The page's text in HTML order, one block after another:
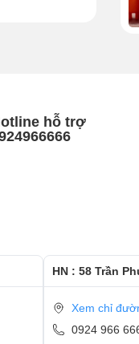
hỗ trợ
HN : 58 Trần
Xem chỉ
0924 966